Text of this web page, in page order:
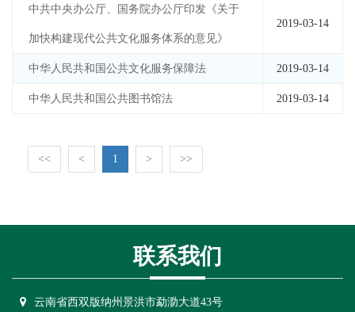
中共中央办公厅、国务院办公厅印发《关于
加快构建现代公共文化服务体系的意见》
2019-03-14
中华人民共和国公共文化服务保障法 2019-03-14
中华人民共和国公共图书馆法 2019-03-14
<< < 1 > >>
联系我们
云南省西双版纳州景洪市勐泐大道43号